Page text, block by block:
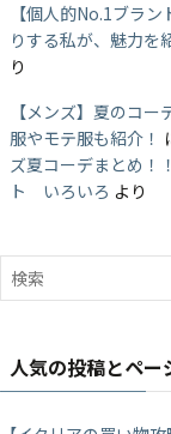
【個人的No.1ブラ
りする私が、魅力を
り
【メンズ】夏のコ
服やモテ服も紹介！
ズ夏コーデまとめ！
ト いろいろ より
人気の投稿とペー